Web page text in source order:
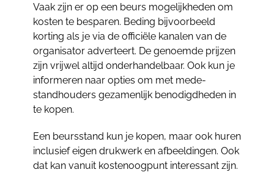
Vaak zijn er op een beurs mogelijkheden om
kosten te besparen. Beding bijvoorbeeld
korting als je via de officiële kanalen van de
organisator adverteert. De genoemde prijzen
zijn vrijwel altijd onderhandelbaar. Ook kun je
informeren naar opties om met mede-
standhouders gezamenlijk benodigdheden in
te kopen.
Een beursstand kun je kopen, maar ook huren
inclusief eigen drukwerk en afbeeldingen. Ook
dat kan vanuit kostenoogpunt interessant zijn.